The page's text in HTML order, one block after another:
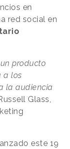
en
red social en
producto
a los
la audiencia
Glass,
este 19